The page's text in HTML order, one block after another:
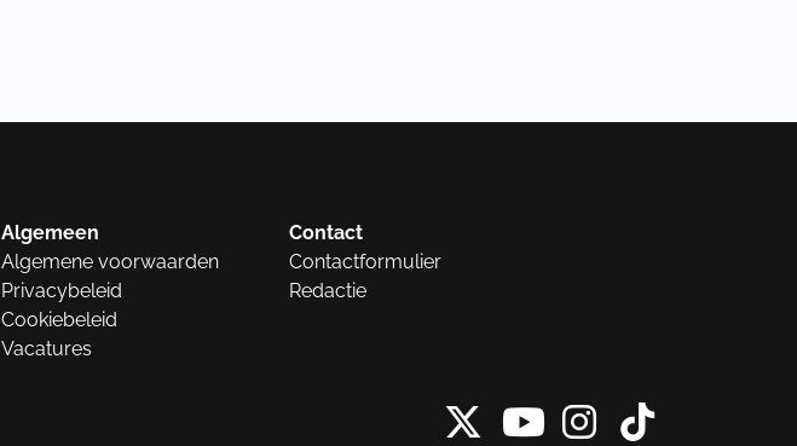
Algemeen
Algemene voorwaarden
Privacybeleid
Cookiebeleid
Vacatures
Contact
Contactformulier
Redactie
X vanInstagram
Tiktok